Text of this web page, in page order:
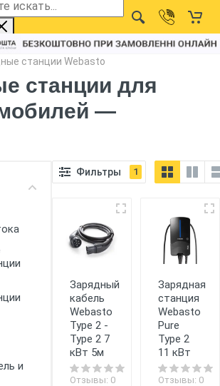
станции Webasto
станции для
—
и
Фильтры 1
Зарядный
кабель
Webasto
Type 2 -
Type 2 7
кВт 5м
Отзывы: 0
Зарядная
станция
Webasto
Pure
Type 2
11 кВт
Отзывы: 0